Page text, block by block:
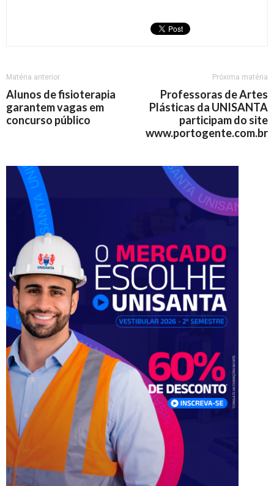
Matéria anterior
Alunos de fisioterapia
garantem vagas em
concurso público
Próxima matéria
Professoras de Artes
Plásticas da UNISANTA
participam do site
www.portogente.com.br